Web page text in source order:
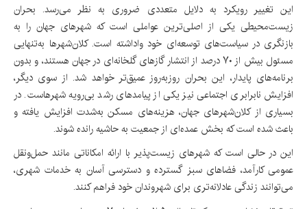
این تغییر رویکرد به دلایل متعددی ضروری به نظر می‌رسد. بحران
زیست‌محیطی یکی از اصلی‌ترین عواملی است که شهرهای جهان را به
بازنگری در سیاست‌های توسعه‌ای خود واداشته است. کلان‌شهرها به‌تنهایی
مسئول بیش از ۷۰ درصد از انتشار گازهای گلخانه‌ای در جهان هستند، و بدون
برنامه‌های پایدار، این بحران روزبه‌روز عمیق‌تر خواهد شد. از سوی دیگر،
افزایش نابرابری اجتماعی نیز یکی از پیامدهای رشد بی‌رویه شهرهاست. در
بسیاری از کلان‌شهرهای جهان، هزینه‌های مسکن به‌شدت افزایش یافته و
باعث شده است که بخش عمده‌ای از جمعیت به حاشیه رانده شوند.
این در حالی است که شهرهای زیست‌پذیر با ارائه امکاناتی مانند حمل‌ونقل
عمومی کارآمد، فضاهای سبز گسترده و دسترسی آسان به خدمات شهری،
می‌توانند زندگی عادلانه‌تری برای شهروندان خود فراهم کنند.